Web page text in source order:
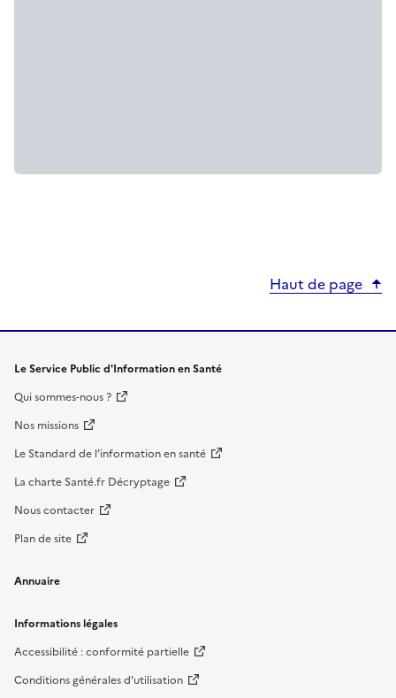
Haut de page
Le Service Public d'Information en Santé
Qui sommes-nous ?
Nos missions
Le Standard de l’information en santé
La charte Santé.fr Décryptage
Nous contacter
Plan de site
Annuaire
Informations légales
Accessibilité : conformité partielle
Conditions générales d'utilisation